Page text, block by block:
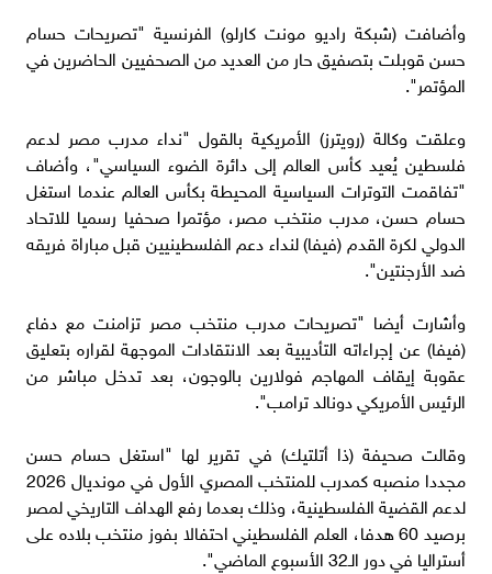
وأضافت (شبكة راديو مونت كارلو) الفرنسية "تصريحات حسام
حسن قوبلت بتصفيق حار من العديد من الصحفيين الحاضرين في
المؤتمر".
وعلقت وكالة (رويترز) الأمريكية بالقول "نداء مدرب مصر لدعم
فلسطين يُعيد كأس العالم إلى دائرة الضوء السياسي"، وأضاف
"تفاقمت التوترات السياسية المحيطة بكأس العالم عندما استغل
حسام حسن، مدرب منتخب مصر، مؤتمرا صحفيا رسميا للاتحاد
الدولي لكرة القدم (فيفا) لنداء دعم الفلسطينيين قبل مباراة فريقه
ضد الأرجنتين".
وأشارت أيضا "تصريحات مدرب منتخب مصر تزامنت مع دفاع
(فيفا) عن إجراءاته التأديبية بعد الانتقادات الموجهة لقراره بتعليق
عقوبة إيقاف المهاجم فولارين بالوجون، بعد تدخل مباشر من
الرئيس الأمريكي دونالد ترامب".
وقالت صحيفة (ذا أتلتيك) في تقرير لها "استغل حسام حسن
مجددا منصبه كمدرب للمنتخب المصري الأول في مونديال 2026
لدعم القضية الفلسطينية، وذلك بعدما رفع الهداف التاريخي لمصر
برصيد 60 هدفا، العلم الفلسطيني احتفالا بفوز منتخب بلاده على
أستراليا في دور الـ32 الأسبوع الماضي".